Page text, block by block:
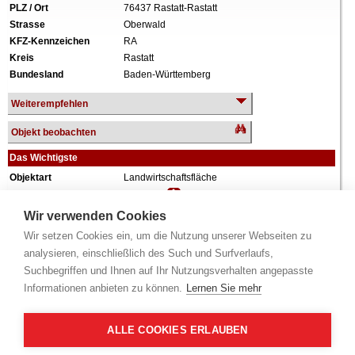
Wir verwenden Cookies
Wir setzen Cookies ein, um die Nutzung unserer Webseiten zu
analysieren, einschließlich des Such und Surfverlaufs,
Suchbegriffen und Ihnen auf Ihr Nutzungsverhalten angepasste
Informationen anbieten zu können. Lernen Sie mehr
ALLE COOKIES ERLAUBEN
PLZ / Ort
76437 Rastatt-Rastatt
Strasse
Oberwald
KFZ-Kennzeichen
RA
Kreis
Rastatt
Bundesland
Baden-Württemberg
Weiterempfehlen
Objekt beobachten
Das Wichtigste
Objektart
Landwirtschaftsfläche
Wiederholungstermin
Nein
6.016 m²
Weiteres
Alle Angaben ohne Gewähr.